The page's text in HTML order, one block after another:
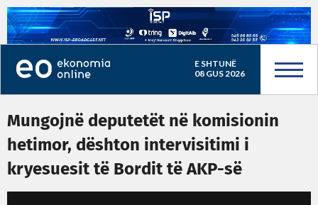
E SHTUNË
08 GUS 2026
Mungojnë deputetët në komisionin
hetimor, dështon intervisitimi i
kryesuesit të Bordit të AKP-së